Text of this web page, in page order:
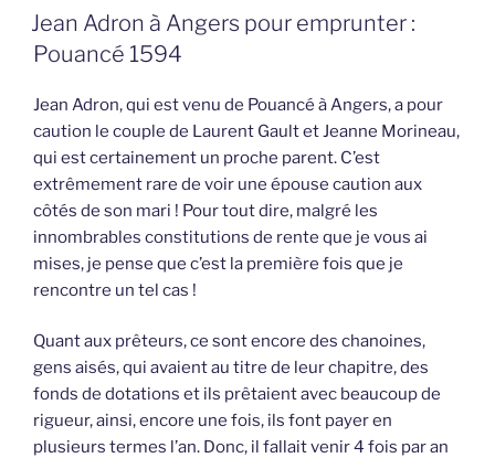
LE
Jean Adron à Angers pour emprunter :
Pouancé 1594
Jean Adron, qui est venu de Pouancé à Angers, a pour
caution le couple de Laurent Gault et Jeanne Morineau,
qui est certainement un proche parent. C’est
extrêmement rare de voir une épouse caution aux
côtés de son mari ! Pour tout dire, malgré les
innombrables constitutions de rente que je vous ai
mises, je pense que c’est la première fois que je
rencontre un tel cas !
Quant aux prêteurs, ce sont encore des chanoines,
gens aisés, qui avaient au titre de leur chapitre, des
fonds de dotations et ils prêtaient avec beaucoup de
rigueur, ainsi, encore une fois, ils font payer en
plusieurs termes l’an. Donc, il fallait venir 4 fois par an